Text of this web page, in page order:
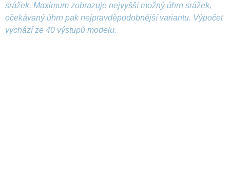
srážek. Maximum zobrazuje nejvyšší možný úhrn srážek,
očekávaný úhrn pak nejpravděpodobnější variantu. Výpočet
vychází ze 40 výstupů modelu.